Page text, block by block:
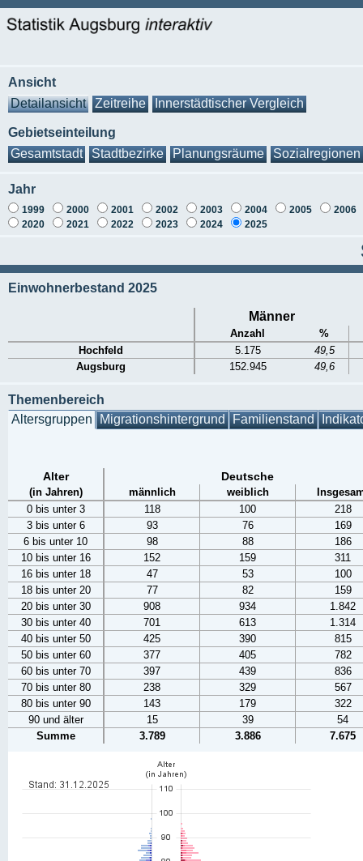
Ansicht
Detailansicht
Zeitreihe Innerstädtischer Vergleich
Gebietseinteilung
Gesamtstadt
Stadtbezirke Planungsräume Sozialregionen
Jahr
1999 2000 2001 2002 2003 2004 2005
2006
2020
2021 2022 2023 2024 2025
Einwohnerbestand 2025
Männer
Anzahl
%
Hochfeld
5.175
49,5
Augsburg
152.945 49,6
Themenbereich
Altersgruppen Migrationshintergrund Familienstand
Alter Deutsche
(in Jahren) männlich weiblich
0 bis unter 3
118 100
218
3 bis unter 6
93 76
169
6 bis unter 10
98 88
186
10 bis unter 16
152 159
311
16 bis unter 18
47 53
100
18 bis unter 20
77 82
159
20 bis unter 30
908 934
1.842
30 bis unter 40
701 613
1.314
40 bis unter 50
425 390
815
50 bis unter 60
377 405
782
60 bis unter 70
397 439
836
70 bis unter 80
238 329
567
80 bis unter 90
143 179
322
90 und älter
15 39
54
Summe
3.789 3.886 7.675